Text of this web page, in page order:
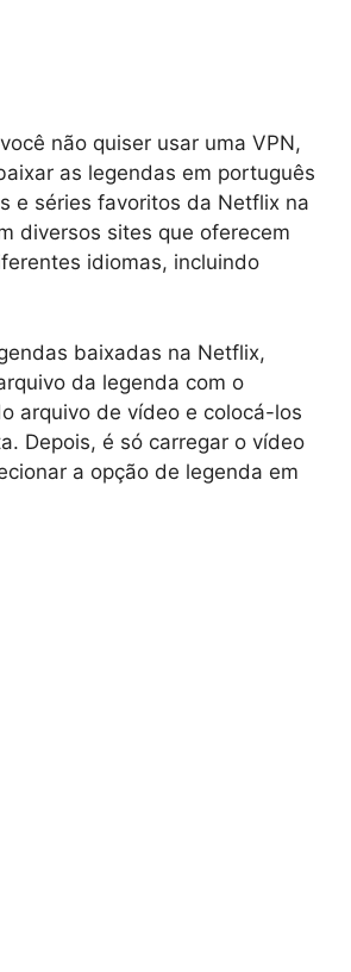
não quiser usar uma VPN,
as legendas em português
e séries favoritos da Netflix na
diversos sites que oferecem
idiomas, incluindo
baixadas na Netflix,
da legenda com o
arquivo de vídeo e colocá-los
Depois, é só carregar o vídeo
a opção de legenda em